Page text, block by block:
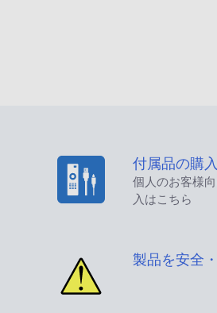
付属品の購入
個人のお客様
入はこちら
製品を安全